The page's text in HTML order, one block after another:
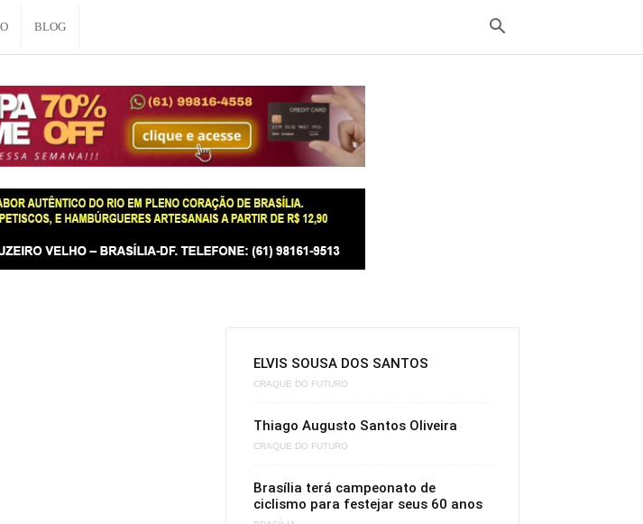
BLOG
ELVIS SOUSA DOS SANTOS
CRAQUE DO FUTURO
Thiago Augusto Santos Oliveira
CRAQUE DO FUTURO
Brasília terá campeonato de
ciclismo para festejar seus 60 anos